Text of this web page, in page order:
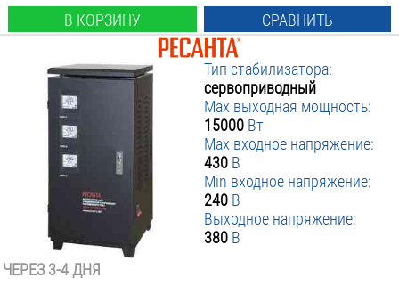
В КОРЗИНУ СРАВНИТЬ
Тип стабилизатора:
сервоприводный
Max выходная мощность:
15000 Вт
Max входное напряжение:
430 В
Min входное напряжение:
240 В
Выходное напряжение:
380 В
ЧЕРЕЗ 3-4 ДНЯ